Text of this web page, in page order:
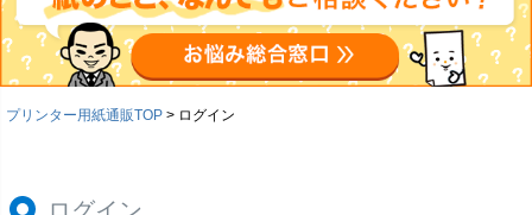
プリンター用紙通販TOP ログイン